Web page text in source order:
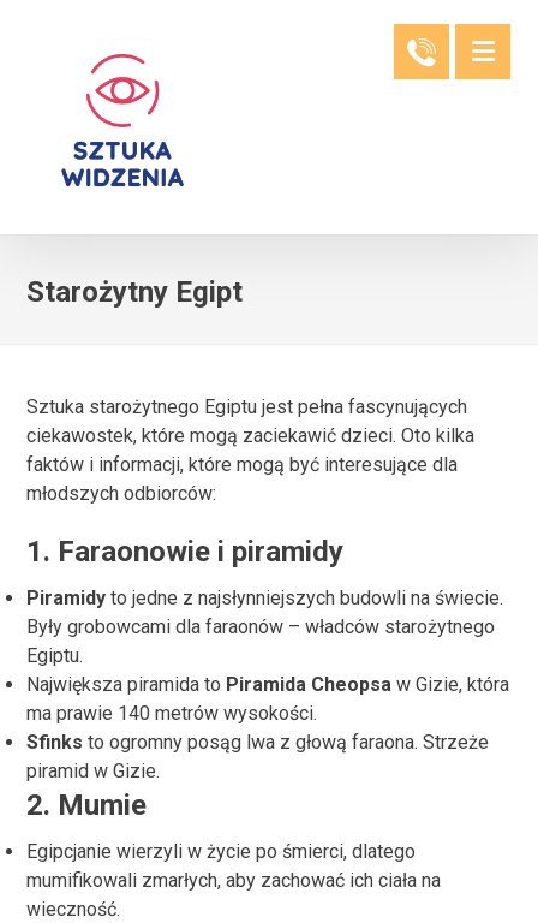
Starożytny Egipt
Sztuka starożytnego Egiptu jest pełna fascynujących
ciekawostek, które mogą zaciekawić dzieci. Oto kilka
faktów i informacji, które mogą być interesujące dla
młodszych odbiorców:
1. Faraonowie i piramidy
Piramidy to jedne z najsłynniejszych budowli na świecie.
Były grobowcami dla faraonów – władców starożytnego
Egiptu.
Największa piramida to Piramida Cheopsa w Gizie, która
ma prawie 140 metrów wysokości.
Sfinks to ogromny posąg lwa z głową faraona. Strzeże
piramid w Gizie.
2. Mumie
Egipcjanie wierzyli w życie po śmierci, dlatego
mumifikowali zmarłych, aby zachować ich ciała na
wieczność.